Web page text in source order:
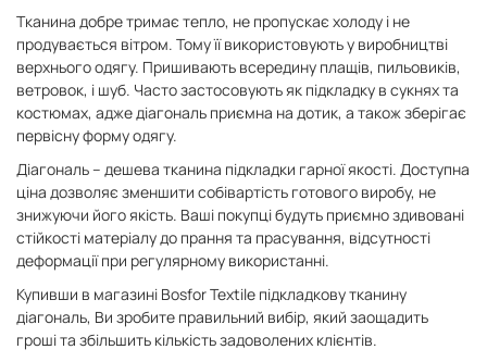
Тканина добре тримає тепло, не пропускає холоду і не
продувається вітром. Тому її використовують у виробництві
верхнього одягу. Пришивають всередину плащів, пильовиків,
ветровок, і шуб. Часто застосовують як підкладку в сукнях та
костюмах, адже діагональ приємна на дотик, а також зберігає
первісну форму одягу.
Діагональ – дешева тканина підкладки гарної якості. Доступна
ціна дозволяє зменшити собівартість готового виробу, не
знижуючи його якість. Ваші покупці будуть приємно здивовані
стійкості матеріалу до прання та прасування, відсутності
деформації при регулярному використанні.
Купивши в магазині Bosfor Textile підкладкову тканину
діагональ, Ви зробите правильний вибір, який заощадить
гроші та збільшить кількість задоволених клієнтів.